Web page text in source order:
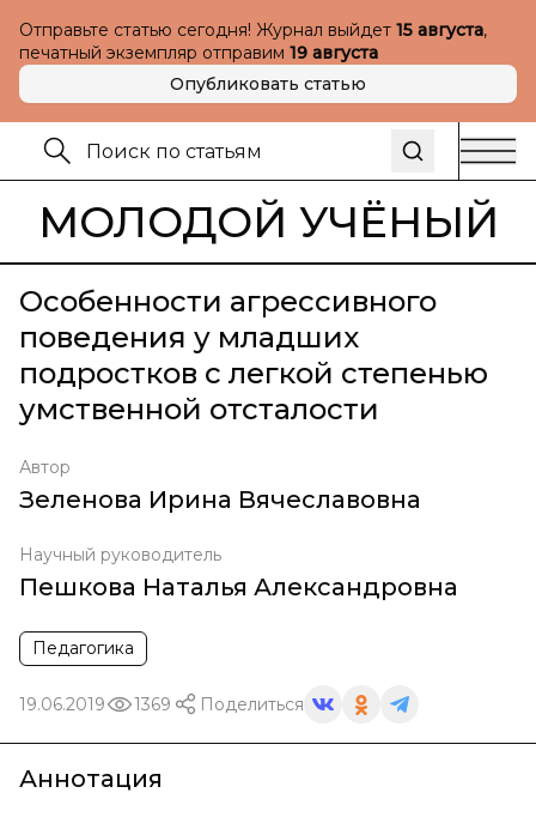
Отправьте статью сегодня! Журнал выйдет 15 августа,
печатный экземпляр отправим 19 августа
Опубликовать статью
МОЛОДОЙ УЧЁНЫЙ
Особенности агрессивного
поведения у младших
подростков с легкой степенью
умственной отсталости
Автор
Зеленова Ирина Вячеславовна
Научный руководитель
Пешкова Наталья Александровна
Педагогика
19.06.2019 1369 Поделиться
Аннотация